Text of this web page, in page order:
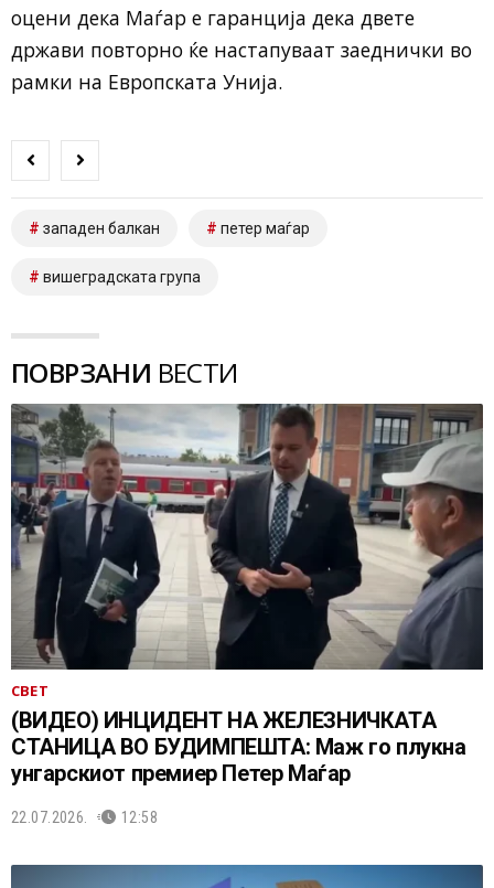
оцени дека Маѓар е гаранција дека двете
држави повторно ќе настапуваат заеднички во
рамки на Европската Унија.
западен балкан петер маѓар
вишеградската група
ПОВРЗАНИ ВЕСТИ
СВЕТ
(ВИДЕО) ИНЦИДЕНТ НА ЖЕЛЕЗНИЧКАТА
СТАНИЦА ВО БУДИМПЕШТА: Маж го плукна
унгарскиот премиер Петер Маѓар
22.07.2026. 12:58